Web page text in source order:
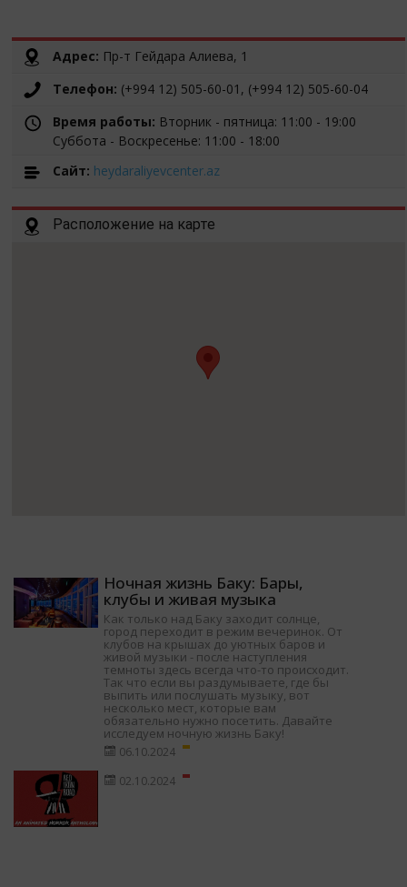
Адрес: Пр-т Гейдара Алиева, 1
Телефон: (+994 12) 505-60-01, (+994 12) 505-60-04
Время работы: Вторник - пятница: 11:00 - 19:00
Суббота - Воскресенье: 11:00 - 18:00
Cайт: heydaraliyevcenter.az
Расположение на карте
Ночная жизнь Баку: Бары,
клубы и живая музыка
Как только над Баку заходит солнце,
город переходит в режим вечеринок. От
клубов на крышах до уютных баров и
живой музыки - после наступления
темноты здесь всегда что-то происходит.
Так что если вы раздумываете, где бы
выпить или послушать музыку, вот
несколько мест, которые вам
обязательно нужно посетить. Давайте
исследуем ночную жизнь Баку!
06.10.2024
02.10.2024